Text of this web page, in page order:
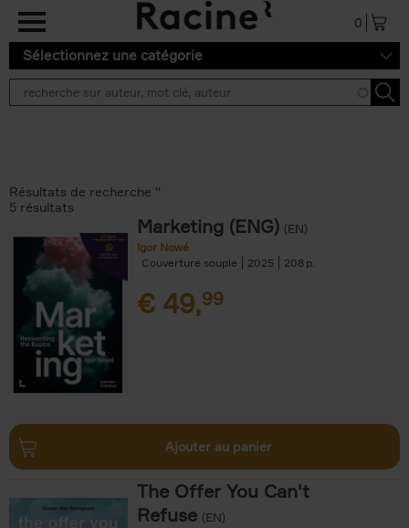
Aller au contenu principal
0
Sélectionnez une catégorie
Résultats de recherche ''
5 résultats
Marketing (ENG) (EN)
Igor Nowé
Couverture souple
2025 208
€ 49,99
Ajouter au panier
The Offer You Can't
Refuse (EN)